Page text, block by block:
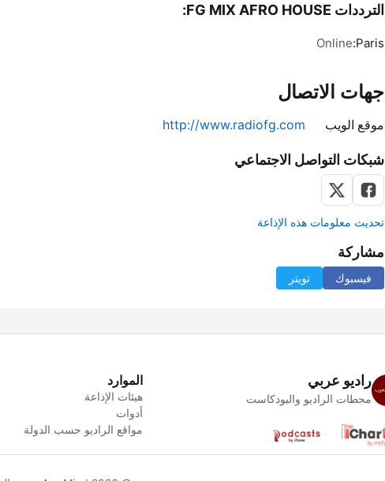
الترددات FG MIX AFRO HOUSE:
Paris:
Online
جهات الاتصال
موقع الويب http://www.radiofg.com
شبكات التواصل الاجتماعي
تحديث معلومات هذه الإذاعة
مشاركة
فيسبوك تويتر
راديو عربي
محطات الراديو والبودكاست
الموارد
هيئات الإذاعة
أدوات
مواقع الراديو حسب الدولة